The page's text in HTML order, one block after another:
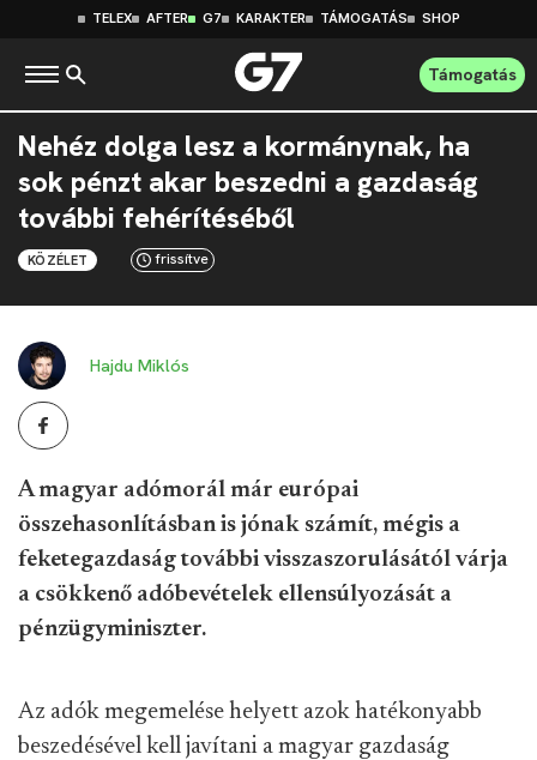
TELEX AFTER G7 KARAKTER TÁMOGATÁS SHOP
Támogatás
Nehéz dolga lesz a kormánynak, ha
sok pénzt akar beszedni a gazdaság
további fehérítéséből
KÖZÉLET frissítve
Hajdu Miklós
A magyar adómorál már európai
összehasonlításban is jónak számít, mégis a
feketegazdaság további visszaszorulásától várja
a csökkenő adóbevételek ellensúlyozását a
pénzügyminiszter.
Az adók megemelése helyett azok hatékonyabb
beszedésével kell javítani a magyar gazdaság